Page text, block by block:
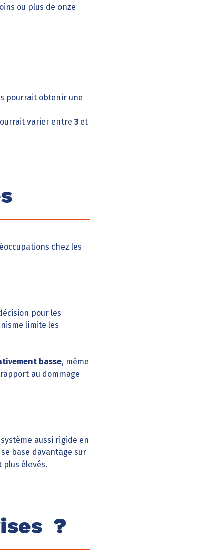
ou plus de onze
pourrait obtenir une
varier entre 3 et
chez les
pour les
limite les
basse, même
au dommage
aussi rigide en
base davantage sur
élevés.
?